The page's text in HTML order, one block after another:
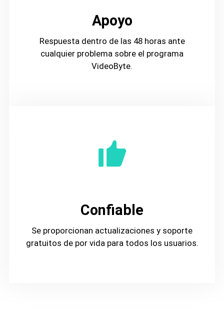
Apoyo
Respuesta dentro de las 48 horas ante
cualquier problema sobre el programa
VideoByte.
Confiable
Se proporcionan actualizaciones y soporte
gratuitos de por vida para todos los usuarios.